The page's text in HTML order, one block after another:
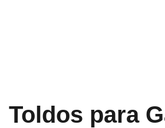
Toldos para